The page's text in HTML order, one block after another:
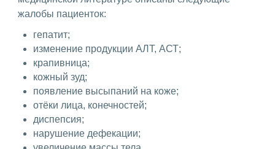
жалобы пациенток:
гепатит;
изменение продукции АЛТ, АСТ;
крапивница;
кожный зуд;
появление высыпаний на коже;
отёки лица, конечностей;
диспепсия;
нарушение дефекации;